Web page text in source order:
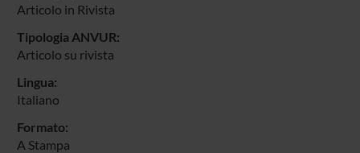
Articolo in Rivista
Tipologia ANVUR:
Articolo su rivista
Lingua:
Italiano
Formato:
A Stampa